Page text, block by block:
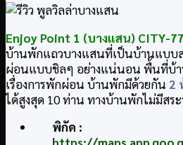
Enjoy Point 1 (บางแสน) CITY-
บ้านพักแถวบางแสนที่เป็นบ้านแบบส
ผ่อนแบบชิลๆ อย่างแน่นอน พื้นที่บ้า
เรื่องการพักผ่อน บ้านพักมีด้วยกัน 2
ได้สูงสุด 10 ท่าน ทางบ้านพักไม่มีสร
พิกัด :